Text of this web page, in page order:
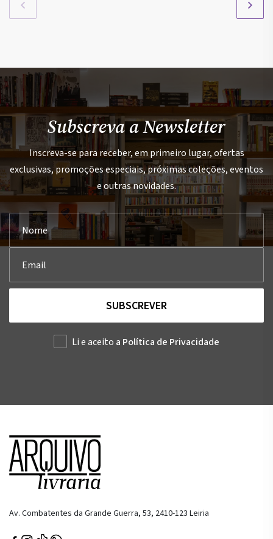
Subscreva a Newsletter
Inscreva-se para receber, em primeiro lugar, ofertas
exclusivas, promoções especiais, próximas coleções, eventos
e outras novidades.
SUBSCREVER
Li e aceito a Política de Privacidade
Av. Combatentes da Grande Guerra, 53, 2410-123 Leiria